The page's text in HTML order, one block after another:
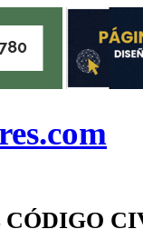
CÓDIGO